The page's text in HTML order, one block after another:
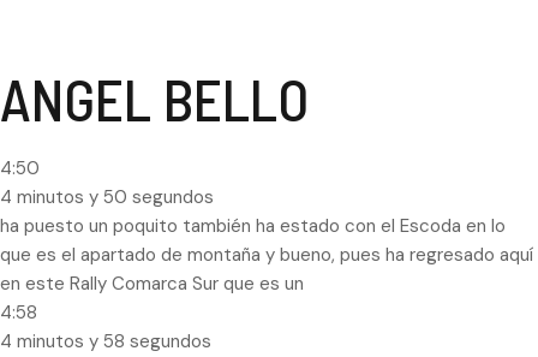
ANGEL BELLO
4:50
4 minutos y 50 segundos
ha puesto un poquito también ha estado con el Escoda en lo
que es el apartado de montaña y bueno, pues ha regresado aquí
en este Rally Comarca Sur que es un
4:58
4 minutos y 58 segundos